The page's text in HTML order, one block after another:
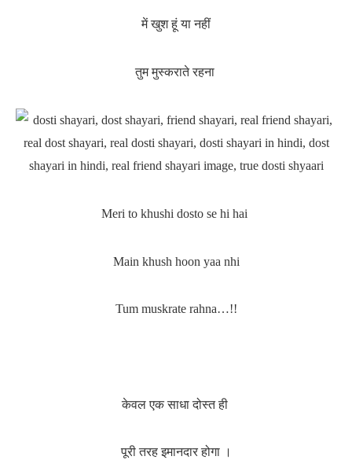
में खुश हूं या नहीं
तुम मुस्कराते रहना
Meri to khushi dosto se hi hai
Main khush hoon yaa nhi
Tum muskrate rahna…!!
केवल एक साधा दोस्त ही
पूरी तरह इमानदार होगा ।